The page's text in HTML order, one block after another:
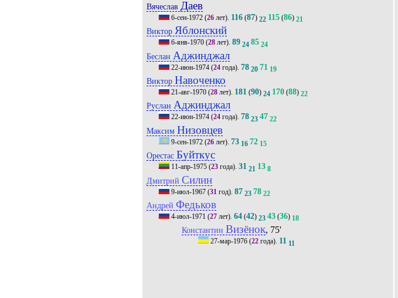
Вячеслав Даев
6-сен-1972 (26 лет). 116 (87) 22 115 (86) 21
Виктор Яблонский
6-янв-1970 (28 лет).89 24 85 24
Беслан Аджинджал
22-июн-1974 (24 года).78 20 71 19
Виктор Навоченко
21-авг-1970 (28 лет). 181 (90) 24 170 (88) 22
РусланАджинджал
22-июн-1974 (24 года).78 23 47 22
Максим Низовцев
9-сен-1972 (26 лет).73 16 72 15
Орестас Буйткус
11-апр-1975 (23 года).31 21 13 8
ДмитрийСилин
9-июл-1967 (31 год).87 23 78 22
АндрейФедьков
4-июл-1971 (27 лет).64 (42) 23 43 (36) 18
КонстантинВизёнок, 75'
27-мар-1976(22года). 11 11